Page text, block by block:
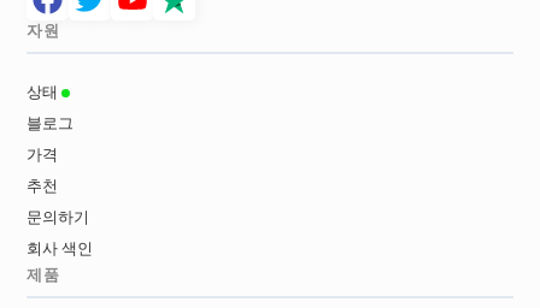
자원
상태
블로그
가격
추천
문의하기
회사 색인
제품